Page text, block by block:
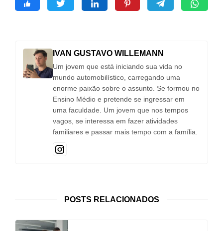
IVAN GUSTAVO WILLEMANN
Um jovem que está iniciando sua vida no
mundo automobilístico, carregando uma
enorme paixão sobre o assunto. Se formou no
Ensino Médio e pretende se ingressar em
uma faculdade. Um jovem que nos tempos
vagos, se interessa em fazer atividades
familiares e passar mais tempo com a família.
POSTS RELACIONADOS